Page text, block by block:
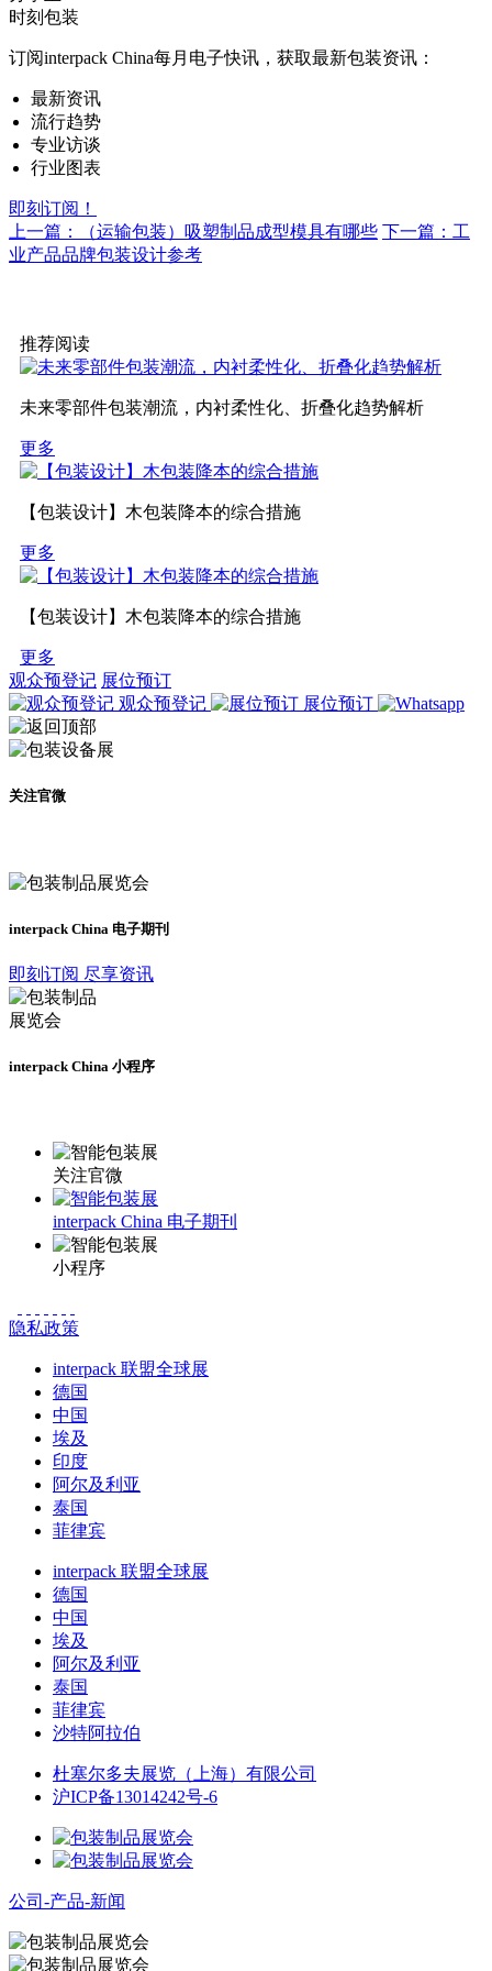
时刻包装
订阅interpack China每月电子快讯，获取最新包装资讯：
最新资讯
流行趋势
专业访谈
行业图表
即刻订阅！
上一篇：（运输包装）吸塑制品成型模具有哪些 下一篇：工
业产品品牌包装设计参考
推荐阅读
未来零部件包装潮流，内衬柔性化、折叠化趋势解析
更多
【包装设计】木包装降本的综合措施
更多
【包装设计】木包装降本的综合措施
更多
观众预登记 展位预订
观众预登记
展位预订
关注官微
interpack China 电子期刊
即刻订阅 尽享资讯
interpack China 小程序
关注官微
interpack China 电子期刊
小程序
隐私政策
interpack 联盟全球展
德国
中国
埃及
印度
阿尔及利亚
泰国
菲律宾
interpack 联盟全球展
德国
中国
埃及
阿尔及利亚
泰国
菲律宾
沙特阿拉伯
杜塞尔多夫展览（上海）有限公司
沪ICP备13014242号-6
公司-产品-新闻